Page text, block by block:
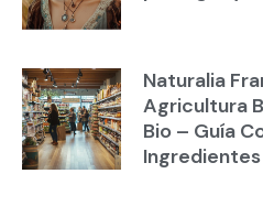
Naturalia
Agricultura
Bio – Guía